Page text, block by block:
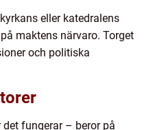
eller katedralens
maktens närvaro. Torget
och politiska
fungerar – beror på